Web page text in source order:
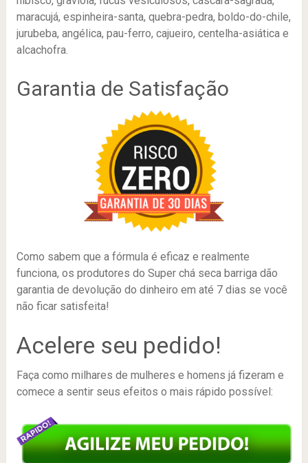
maracujá, espinheira-santa, quebra-pedra, boldo-do-chile,
jurubeba, angélica, pau-ferro, cajueiro, centelha-asiática e
alcachofra.
Garantia de Satisfação
Como sabem que a fórmula é eficaz e realmente
funciona, os produtores do Super chá seca barriga dão
garantia de devolução do dinheiro em até 7 dias se você
não ficar satisfeita!
Acelere seu pedido!
Faça como milhares de mulheres e homens já fizeram e
comece a sentir seus efeitos o mais rápido possível: